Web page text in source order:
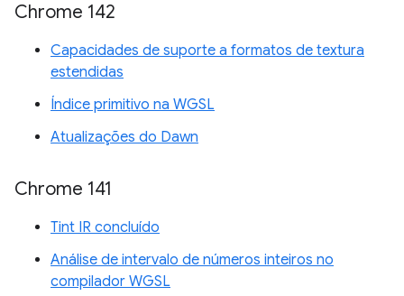
Chrome 142
Capacidades de suporte a formatos de textura
estendidas
Índice primitivo na WGSL
Atualizações do Dawn
Chrome 141
Tint IR concluído
Análise de intervalo de números inteiros no
compilador WGSL